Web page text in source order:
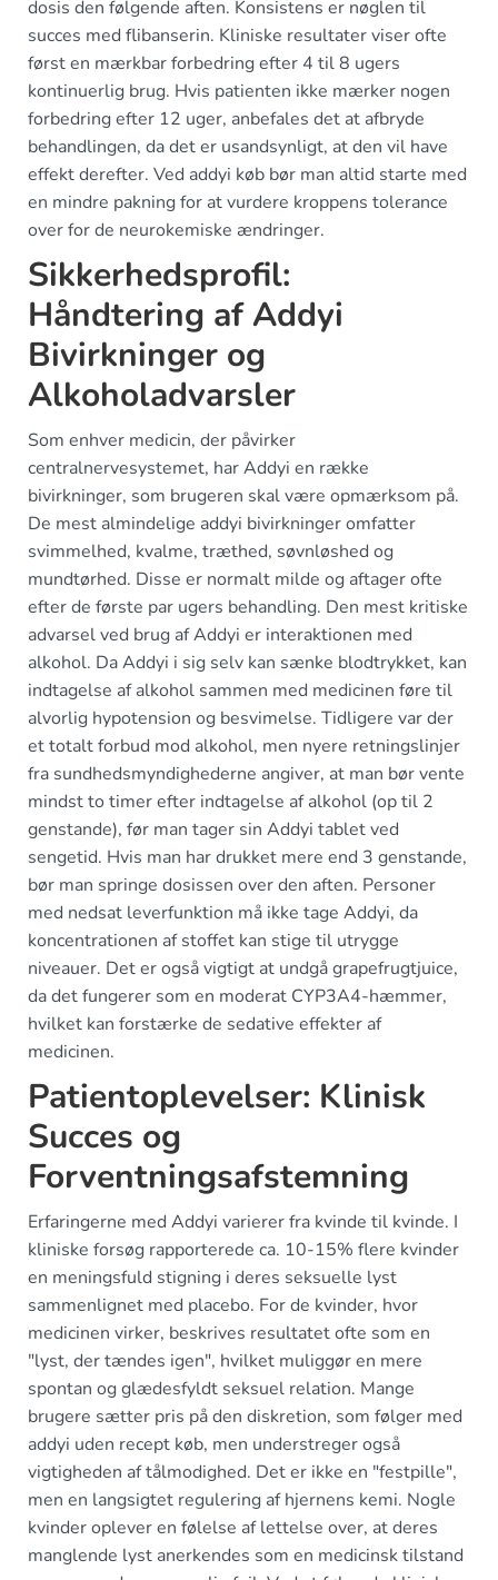
dosis den følgende aften. Konsistens er nøglen til
succes med flibanserin. Kliniske resultater viser ofte
først en mærkbar forbedring efter 4 til 8 ugers
kontinuerlig brug. Hvis patienten ikke mærker nogen
forbedring efter 12 uger, anbefales det at afbryde
behandlingen, da det er usandsynligt, at den vil have
effekt derefter. Ved addyi køb bør man altid starte med
en mindre pakning for at vurdere kroppens tolerance
over for de neurokemiske ændringer.
Sikkerhedsprofil:
Håndtering af Addyi
Bivirkninger og
Alkoholadvarsler
Som enhver medicin, der påvirker
centralnervesystemet, har Addyi en række
bivirkninger, som brugeren skal være opmærksom på.
De mest almindelige addyi bivirkninger omfatter
svimmelhed, kvalme, træthed, søvnløshed og
mundtørhed. Disse er normalt milde og aftager ofte
efter de første par ugers behandling. Den mest kritiske
advarsel ved brug af Addyi er interaktionen med
alkohol. Da Addyi i sig selv kan sænke blodtrykket, kan
indtagelse af alkohol sammen med medicinen føre til
alvorlig hypotension og besvimelse. Tidligere var der
et totalt forbud mod alkohol, men nyere retningslinjer
fra sundhedsmyndighederne angiver, at man bør vente
mindst to timer efter indtagelse af alkohol (op til 2
genstande), før man tager sin Addyi tablet ved
sengetid. Hvis man har drukket mere end 3 genstande,
bør man springe dosissen over den aften. Personer
med nedsat leverfunktion må ikke tage Addyi, da
koncentrationen af stoffet kan stige til utrygge
niveauer. Det er også vigtigt at undgå grapefrugtjuice,
da det fungerer som en moderat CYP3A4-hæmmer,
hvilket kan forstærke de sedative effekter af
medicinen.
Patientoplevelser: Klinisk
Succes og
Forventningsafstemning
Erfaringerne med Addyi varierer fra kvinde til kvinde. I
kliniske forsøg rapporterede ca. 10-15% flere kvinder
en meningsfuld stigning i deres seksuelle lyst
sammenlignet med placebo. For de kvinder, hvor
medicinen virker, beskrives resultatet ofte som en
"lyst, der tændes igen", hvilket muliggør en mere
spontan og glædesfyldt seksuel relation. Mange
brugere sætter pris på den diskretion, som følger med
addyi uden recept køb, men understreger også
vigtigheden af tålmodighed. Det er ikke en "festpille",
men en langsigtet regulering af hjernens kemi. Nogle
kvinder oplever en følelse af lettelse over, at deres
manglende lyst anerkendes som en medicinsk tilstand